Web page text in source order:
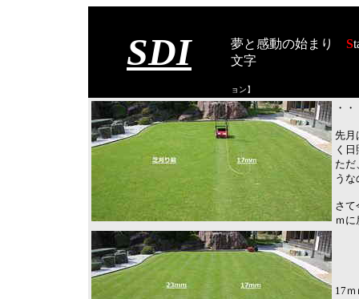
SDI 夢と感動の始まり S
文字
ョン】
・
先月
く
ただ
う
さて
ｍ
17